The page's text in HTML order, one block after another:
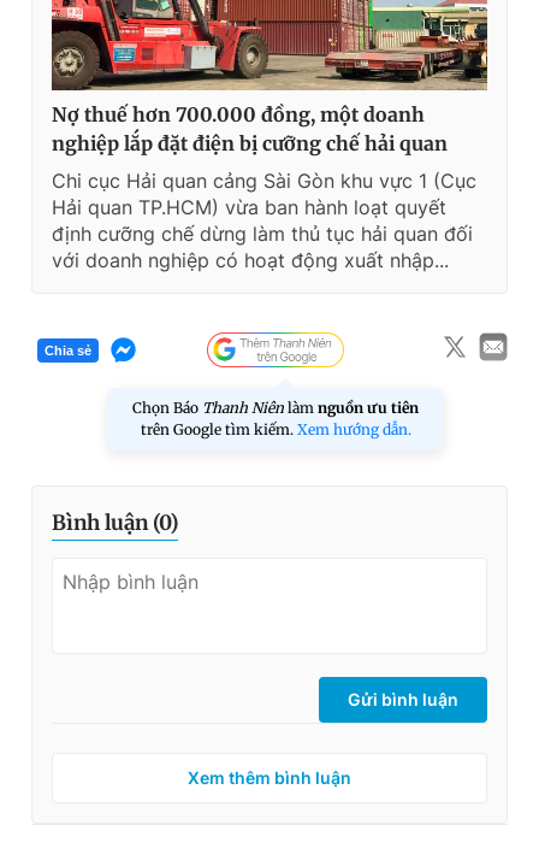
Nợ thuế hơn 700.000 đồng, một doanh
nghiệp lắp đặt điện bị cưỡng chế hải quan
Chi cục Hải quan cảng Sài Gòn khu vực 1 (Cục
Hải quan TP.HCM) vừa ban hành loạt quyết
định cưỡng chế dừng làm thủ tục hải quan đối
với doanh nghiệp có hoạt động xuất nhập...
Chia sẻ
Chọn Báo Thanh Niên làm nguồn ưu tiên
trên Google tìm kiếm. Xem hướng dẫn.
Bình luận (0)
Gửi bình luận
Xem thêm bình luận